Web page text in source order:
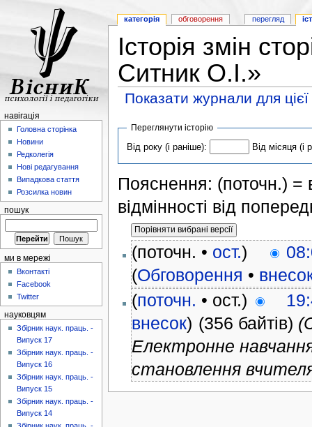
Історія змін
Ситник О.І.»
Показати журнали для цієї
Переглянути історію
Від року (і раніше): Від місяця (і
Пояснення: (поточн.) =
відмінності від
(поточн. • ост.)
(Обговорення •
(поточн. • ост.)
внесок) (356 байтів)
Електронне
становлення
категорія обговорення перегляд
навігація
Головна сторінка
Новини
Редколегія
Нові редагування
Випадкова стаття
Розсилка новин
пошук
ми в мережі
Вконтакті
Facebook
Twitter
науковцям
Збірник наук. праць. -
Випуск 17
Збірник наук. праць. -
Випуск 16
Збірник наук. праць. -
Випуск 15
Збірник наук. праць. -
Випуск 14